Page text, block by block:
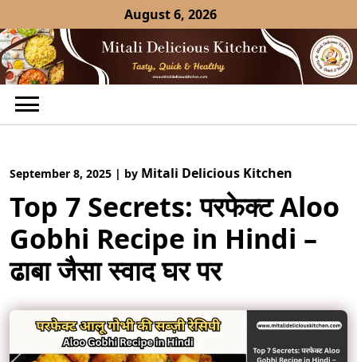
to
content
August 6, 2026
September 8, 2025 | by Mitali Delicious Kitchen
Top 7 Secrets: परफेक्ट Aloo
Gobhi Recipe in Hindi –
ढाबा जैसा स्वाद घर पर